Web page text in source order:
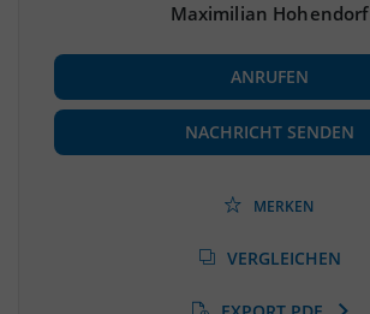
BESCHÄFTIGUNG
Beschäftigte
(Landkreis / Kreisfreie Stadt)
(Landkreis / Kreisfreie Stadt)
(Stand: 01/2020)
Maximilian Hohendorf
ANRUFEN
NACHRICHT SENDEN
MERKEN
VERGLEICHEN